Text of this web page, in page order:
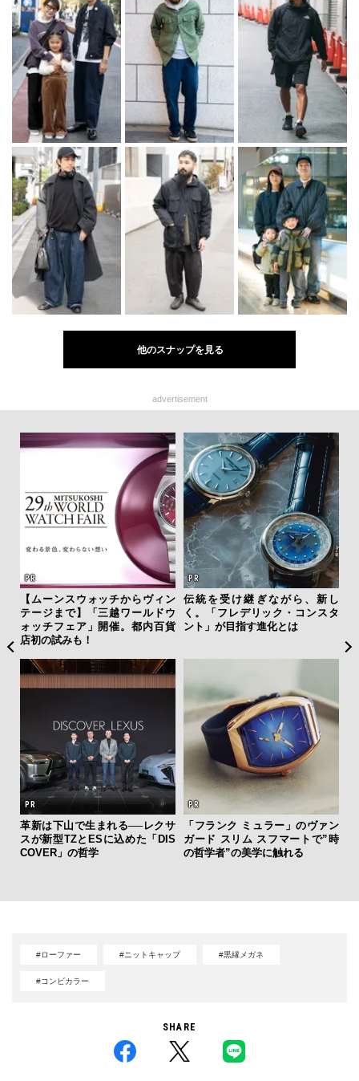
他のスナップを見る
advertisement
【ムーンスウォッチからヴィン
テージまで】「三越ワールドウ
ォッチフェア」開催。都内百貨
店初の試みも！
伝統を受け継ぎながら、新し
く。「フレデリック・コンスタ
ント」が目指す進化とは
革新は下山で生まれる──レクサ
スが新型TZとESに込めた「DIS
COVER」の哲学
「フランク ミュラー」のヴァン
ガード スリム スフマートで”時
の哲学者”の美学に触れる
な
#ローファー #ニットキャップ #黒縁メガネ
#コンビカラー
SHARE